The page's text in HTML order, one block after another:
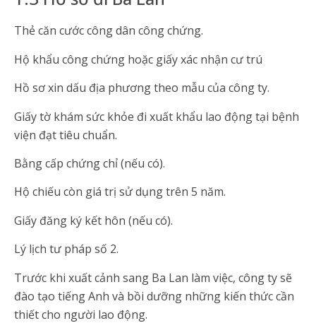
Thẻ căn cước công dân công chứng.
Hộ khẩu công chứng hoặc giấy xác nhận cư trú
Hồ sơ xin dấu địa phương theo mẫu của công ty.
Giấy tờ khám sức khỏe đi xuất khẩu lao động tại bệnh
viện đạt tiêu chuẩn.
Bằng cấp chứng chỉ (nếu có).
Hộ chiếu còn giá trị sử dụng trên 5 năm.
Giấy đăng ký kết hôn (nếu có).
Lý lịch tư pháp số 2.
Trước khi xuất cảnh sang Ba Lan làm việc, công ty sẽ
đào tạo tiếng Anh và bồi dưỡng những kiến thức cần
thiết cho người lao động.